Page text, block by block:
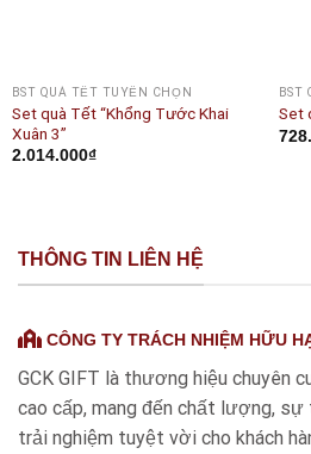
BST QUÀ TẾT TUYỂN CHỌN
Set quà Tết “Khổng Tước Khai
Xuân 3”
2.014.000₫
BST
Set
THÔNG TIN LIÊN HỆ
CÔNG TY TRÁCH NHIỆM HỮU
GCK GIFT là thương hiệu chuyên
cao cấp, mang đến chất lượng,
trải nghiệm tuyệt vời cho khách